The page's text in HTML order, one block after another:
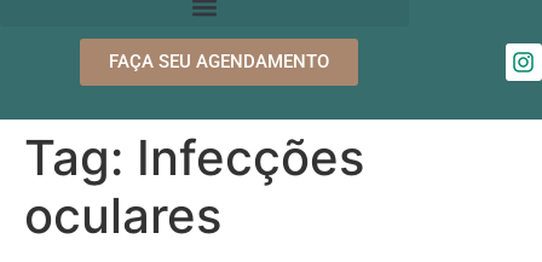
FAÇA SEU AGENDAMENTO
Tag: Infecções
oculares